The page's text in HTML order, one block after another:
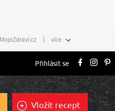
MojeZdraví.cz | více
Přihlásit se
Vložit recept